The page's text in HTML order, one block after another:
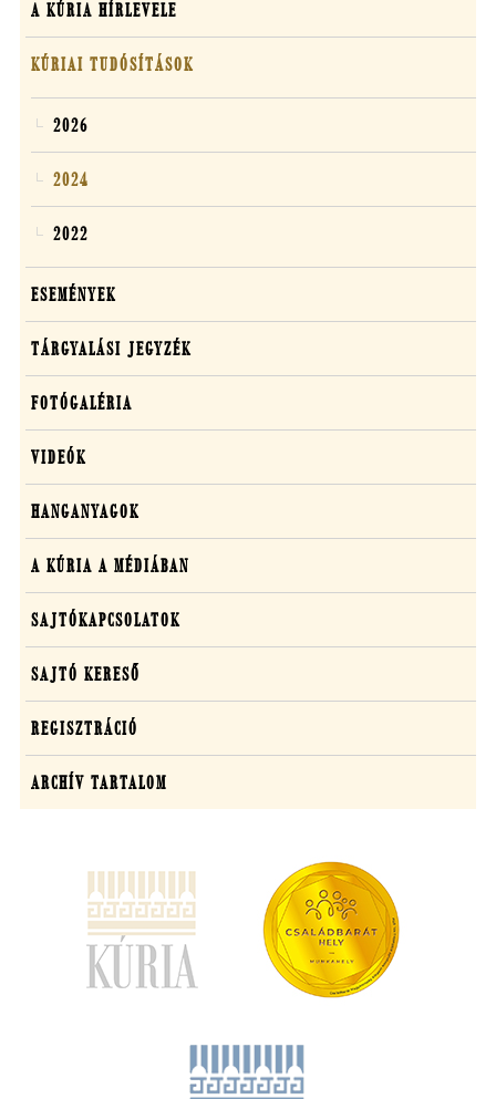
A KÚRIA HÍRLEVELE
KÚRIAI TUDÓSÍTÁSOK
2026
2024
2022
ESEMÉNYEK
TÁRGYALÁSI JEGYZÉK
FOTÓGALÉRIA
VIDEÓK
HANGANYAGOK
A KÚRIA A MÉDIÁBAN
SAJTÓKAPCSOLATOK
SAJTÓ KERESŐ
REGISZTRÁCIÓ
ARCHÍV TARTALOM